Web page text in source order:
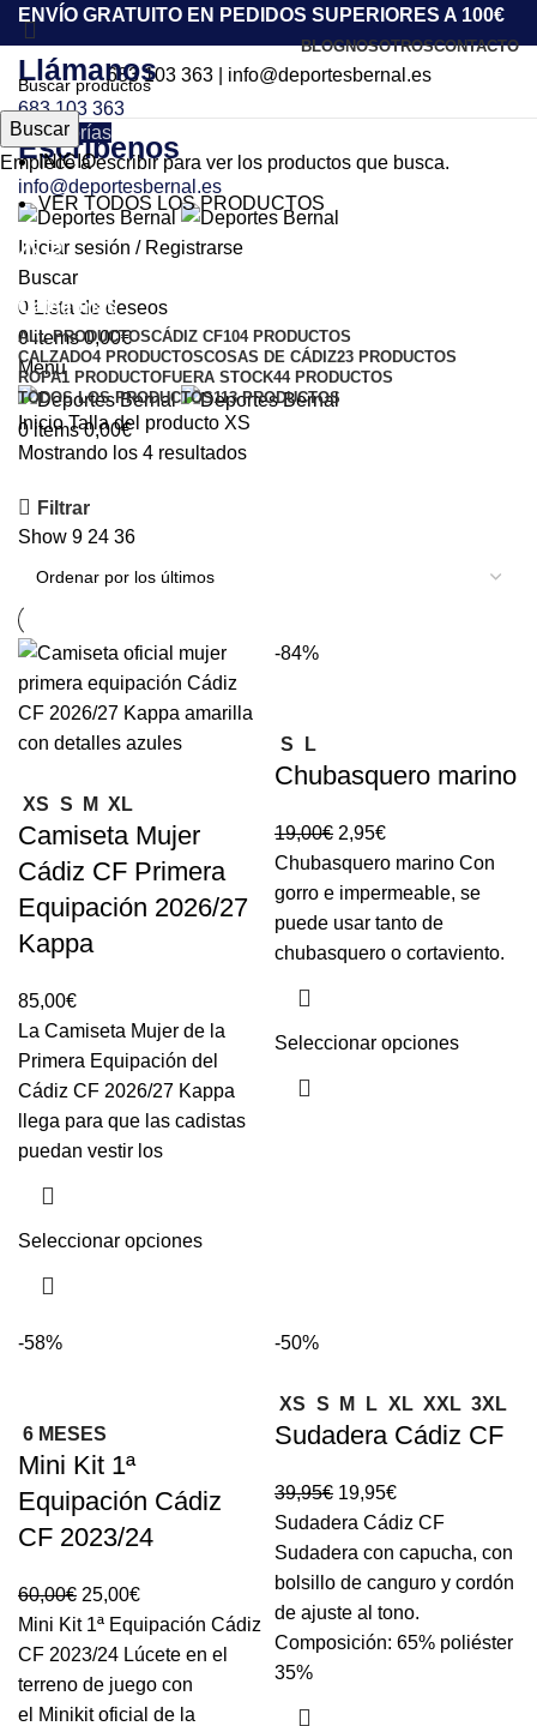
ENVÍO GRATUITO EN PEDIDOS SUPERIORES A 100€
BLOGNOSOTROSCONTACTO
683 103 363| info@deportesbernal.es
Llámanos
683 103 363
Escríbenos
info@deportesbernal.es
Iniciar sesión / Registrarse
Buscar
0 Lista de deseos
0items 0,00€
Menu
0items 0,00€
Categorías
INICIO
VER TODOS LOS PRODUCTOS
XS
Categorías
ALL PRODUCTOSCÁDIZ CF104 PRODUCTOS
CALZADO4 PRODUCTOSCOSAS DE CÁDIZ23 PRODUCTOS
ROPA1 PRODUCTOFUERA STOCK44 PRODUCTOS
TODOS LOS PRODUCTOS113 PRODUCTOS
InicioTalla del producto XS
Mostrando los 4 resultados
Filtrar
Show 9 24 36
XS S M XL
Camiseta Mujer
Cádiz CF Primera
Equipación 2026/27
Kappa
85,00€
La Camiseta Mujer de la
Primera Equipación del
Cádiz CF 2026/27 Kappa
llega para que las cadistas
puedan vestir los
Seleccionar opciones
-84%
S L
Chubasquero marino
19,00€ 2,95€
Chubasquero marino Con
gorro e impermeable, se
puede usar tanto de
chubasquero o cortaviento.
Seleccionar opciones
-58%
6 MESES
Mini Kit 1ª
Equipación Cádiz
CF 2023/24
60,00€ 25,00€
Mini Kit 1ª Equipación Cádiz
CF 2023/24 Lúcete en el
terreno de juego con
el Minikit oficial de la
-50%
XS S M L XL XXL 3XL
Sudadera Cádiz CF
39,95€ 19,95€
Sudadera Cádiz CF
Sudadera con capucha, con
bolsillo de canguro y cordón
de ajuste al tono.
Composición: 65% poliéster
35%
Buscar
Empiece a escribir para ver los productos que busca.